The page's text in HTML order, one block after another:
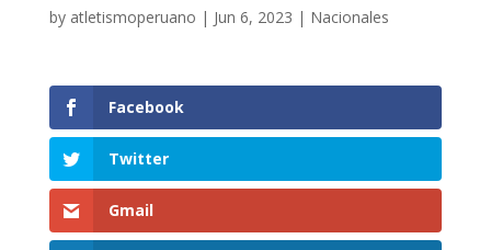
by atletismoperuano | Jun 6, 2023 | Nacionales
Facebook
Twitter
Gmail